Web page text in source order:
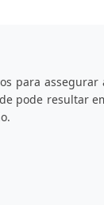
para assegurar
pode resultar